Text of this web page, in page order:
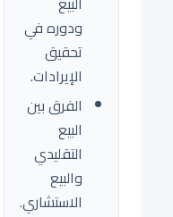
ودوره في
تحقيق
الإيرادات.
الفرق بين
البيع
التقليدي
والبيع
الاستشاري.